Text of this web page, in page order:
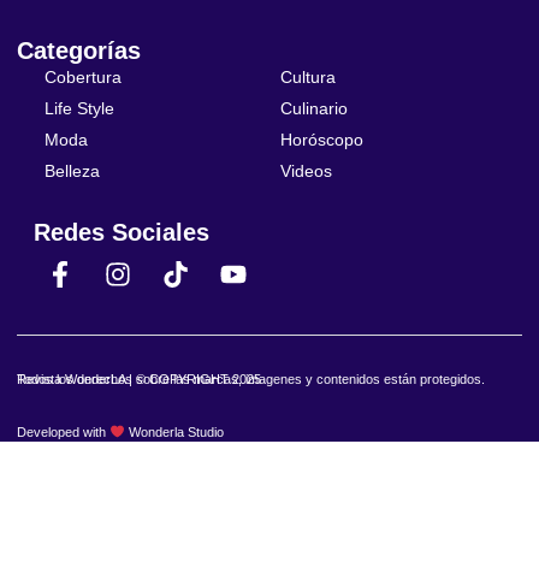
Categorías
Cobertura
Life Style
Moda
Belleza
Cultura
Culinario
Horóscopo
Videos
Redes Sociales
Revista WonderLA | © COPYRIGHT 2025
Todos los derechos sobre las marcas, imagenes y contenidos están protegidos.
Developed with Wonderla Studio